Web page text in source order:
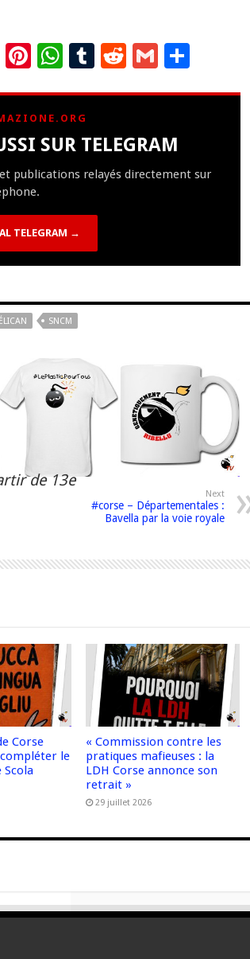
d
Pi
er
es
t
W
at
sA
p
p
T
bl
r
R
di
t
G
l
P
SUR TELEGRAM
publications relayés directement sur
TELEGRAM →
SNCM
de 13e
Next
#corse – Départementales :
Bavella par la voie royale
Corse
compléter le
Scola
« Commission contre les
pratiques mafieuses : la
LDH Corse annonce son
retrait »
29 juillet 2026